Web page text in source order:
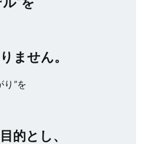
ません。
り”を
的とし、